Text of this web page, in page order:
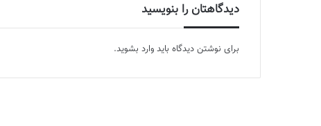
دیدگاهتان را بنویسید
برای نوشتن دیدگاه باید وارد بشوید.